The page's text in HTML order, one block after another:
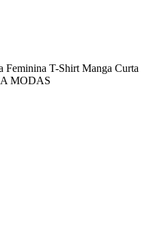
Feminina T-Shirt Manga Curta
MODAS